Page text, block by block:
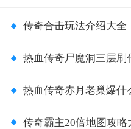
传奇合击玩法介绍大全
热血传奇尸魔洞三层刷
热血传奇赤月老巢爆什
传奇霸主20倍地图攻略